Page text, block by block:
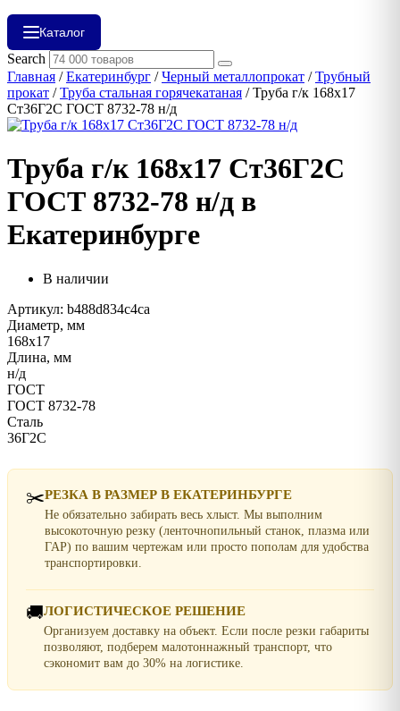
Каталог
Search
Главная /Екатеринбург /Черный металлопрокат /Трубный
прокат /Труба стальная горячекатаная / Труба г/к 168х17
Ст36Г2С ГОСТ 8732-78 н/д
Труба г/к 168х17 Ст36Г2С
ГОСТ 8732-78 н/д в
Екатеринбурге
В наличии
Артикул: b488d834c4ca
Диаметр, мм
168х17
Длина, мм
н/д
ГОСТ
ГОСТ 8732-78
Сталь
36Г2С
✂️РЕЗКА В РАЗМЕР В ЕКАТЕРИНБУРГЕ
Не обязательно забирать весь хлыст. Мы выполним
высокоточную резку (ленточнопильный станок, плазма или
ГАР) по вашим чертежам или просто пополам для удобства
транспортировки.
🚚ЛОГИСТИЧЕСКОЕ РЕШЕНИЕ
Организуем доставку на объект. Если после резки габариты
позволяют, подберем малотоннажный транспорт, что
сэкономит вам до 30% на логистике.